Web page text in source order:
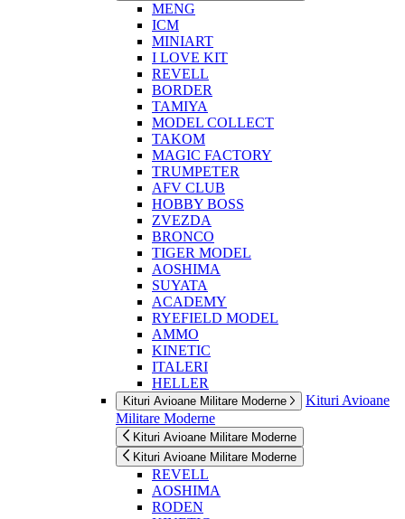
MENG
ICM
MINIART
I LOVE KIT
REVELL
BORDER
TAMIYA
MODEL COLLECT
TAKOM
MAGIC FACTORY
TRUMPETER
AFV CLUB
HOBBY BOSS
ZVEZDA
BRONCO
TIGER MODEL
AOSHIMA
SUYATA
ACADEMY
RYEFIELD MODEL
AMMO
KINETIC
ITALERI
HELLER
Kituri Avioane Militare Moderne
Kituri Avioane
Militare Moderne
Kituri Avioane Militare Moderne
Kituri Avioane Militare Moderne
REVELL
AOSHIMA
RODEN